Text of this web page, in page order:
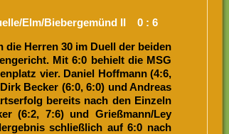
Elm/Biebergemünd II 0 : 6
die Herren 30 im Duell der beiden
Mit 6:0 behielt die MSG
vier. Daniel Hoffmann (4:6,
Becker (6:0, 6:0) und Andreas
bereits nach den Einzeln
(6:2, 7:6) und Grießmann/Ley
schließlich auf 6:0 nach